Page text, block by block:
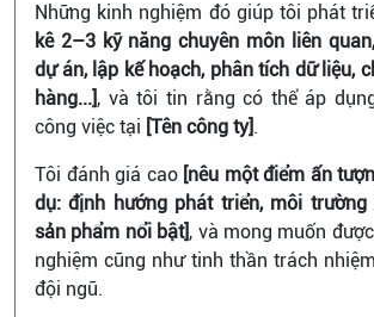
Những kinh nghiệm đó giúp tôi phát
kê 2–3 kỹ năng chuyên môn liên
dự án, lập kế hoạch, phân tích dữ liệu,
hàng...], và tôi tin rằng có thể áp
công việc tại [Tên công ty].
Tôi đánh giá cao [nêu một điểm ấn
dụ: định hướng phát triển, môi trường
sản phẩm nổi bật], và mong muốn
nghiệm cũng như tinh thần trách
đội ngũ.